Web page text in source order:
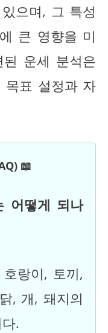
으며, 그 특성
큰 영향을 미
운세 분석은
목표 설정과 자
📖
어떻게 되나
랑이, 토끼,
, 개, 돼지의
.